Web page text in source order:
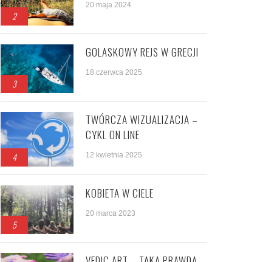
2
20 maja 2024
3
GOLASKOWY REJS W GRECJI
18 czerwca 2025
4
TWÓRCZA WIZUALIZACJA –
CYKL ON LINE
12 kwietnia 2025
5
KOBIETA W CIELE
20 marca 2023